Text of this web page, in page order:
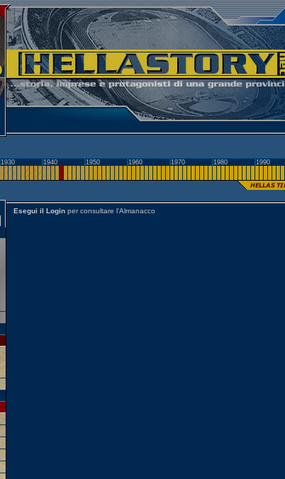
1930 1940 1950 1960 1970 1980 1990
Esegui il Login per consultare l'Almanacco